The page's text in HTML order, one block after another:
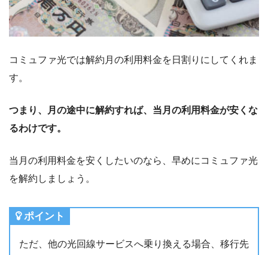
コミュファ光では解約月の利用料金を日割りにしてくれま
す。
つまり、月の途中に解約すれば、当月の利用料金が安くな
るわけです。
当月の利用料金を安くしたいのなら、早めにコミュファ光
を解約しましょう。
ポイント
ただ、他の光回線サービスへ乗り換える場合、移行先